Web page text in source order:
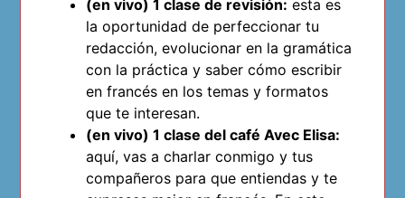
(en vivo) 1 clase de revisión: esta es
la oportunidad de perfeccionar tu
redacción, evolucionar en la gramática
con la práctica y saber cómo escribir
en francés en los temas y formatos
que te interesan.
(en vivo) 1 clase del café Avec Elisa:
aquí, vas a charlar conmigo y tus
compañeros para que entiendas y te